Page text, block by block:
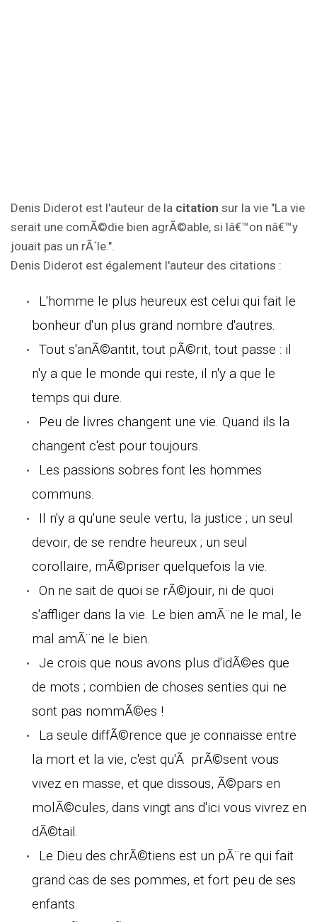
Denis Diderot est l'auteur de la citation sur la vie "La vie
serait une comÃ©die bien agrÃ©able, si lâ€™on nâ€™y
jouait pas un rÃ´le.".
Denis Diderot est également l'auteur des citations :
L'homme le plus heureux est celui qui fait le
bonheur d'un plus grand nombre d'autres.
Tout s'anÃ©antit, tout pÃ©rit, tout passe : il
n'y a que le monde qui reste, il n'y a que le
temps qui dure.
Peu de livres changent une vie. Quand ils la
changent c'est pour toujours.
Les passions sobres font les hommes
communs.
Il n'y a qu'une seule vertu, la justice ; un seul
devoir, de se rendre heureux ; un seul
corollaire, mÃ©priser quelquefois la vie.
On ne sait de quoi se rÃ©jouir, ni de quoi
s'affliger dans la vie. Le bien amÃ¨ne le mal, le
mal amÃ¨ne le bien.
Je crois que nous avons plus d'idÃ©es que
de mots ; combien de choses senties qui ne
sont pas nommÃ©es !
La seule diffÃ©rence que je connaisse entre
la mort et la vie, c'est qu'Ã prÃ©sent vous
vivez en masse, et que dissous, Ã©pars en
molÃ©cules, dans vingt ans d'ici vous vivrez en
dÃ©tail.
Le Dieu des chrÃ©tiens est un pÃ¨re qui fait
grand cas de ses pommes, et fort peu de ses
enfants.